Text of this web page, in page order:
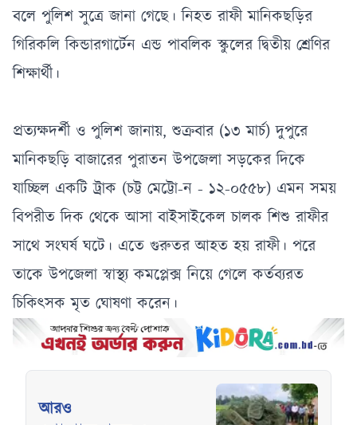
বলে পুলিশ সুত্রে জানা গেছে। নিহত রাফী মানিকছড়ির
গিরিকলি কিন্ডারগার্টেন এন্ড পাবলিক স্কুলের দ্বিতীয় শ্রেণির
শিক্ষার্থী।
‎প্রত্যক্ষদর্শী ও পুলিশ জানায়, শুক্রবার (১৩ মার্চ) দুপুরে
মানিকছড়ি বাজারের পুরাতন উপজেলা সড়কের দিকে
যাচ্ছিল একটি ট্রাক (চট্ট মেট্টো-ন - ১২-০৫৫৮) এমন সময়
বিপরীত দিক থেকে আসা বাইসাইকেল চালক শিশু রাফীর
সাথে সংঘর্ষ ঘটে। এতে গুরুতর আহত হয় রাফী। পরে
তাকে উপজেলা স্বাস্থ্য কমপ্লেক্স নিয়ে গেলে কর্তব্যরত
চিকিৎসক মৃত ঘোষণা করেন।
আরও